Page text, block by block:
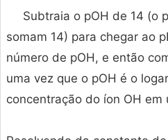
Subtraia o pOH de 14 (o
somam 14) para chegar ao
número de pOH, e então
uma vez que o pOH é o
concentração do íon OH em